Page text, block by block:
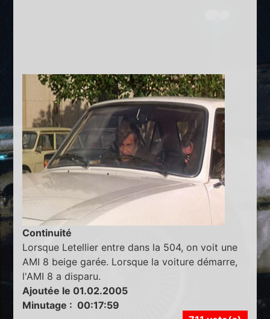
Continuité
Lorsque Letellier entre dans la 504, on voit une
AMI 8 beige garée. Lorsque la voiture démarre,
l'AMI 8 a disparu.
Ajoutée le 01.02.2005
Minutage : 00:17:59